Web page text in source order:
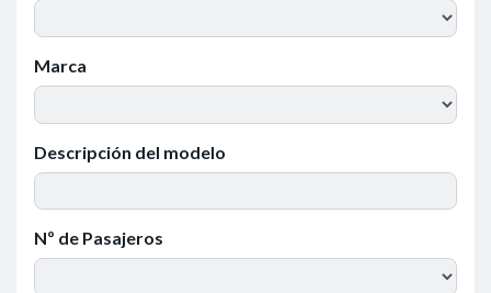
Marca
Descripción del modelo
Nº de Pasajeros